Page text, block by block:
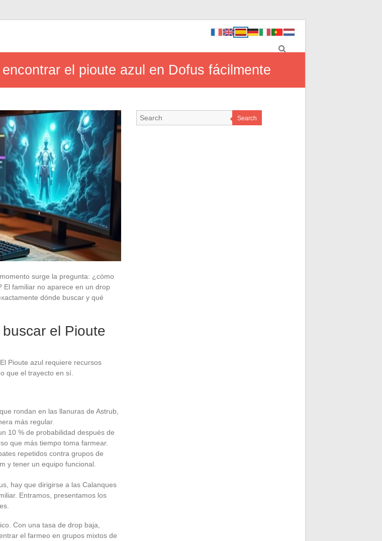
el pioute azul en Dofus fácilmente
surge la pregunta: ¿cómo
El familiar no aparece en un drop
dónde buscar y qué
el Pioute
Pioute azul requiere recursos
que el trayecto en sí.
rondan en las llanuras de Astrub,
más regular.
10 % de probabilidad después de
que más tiempo toma farmear.
repetidos contra grupos de
y tener un equipo funcional.
hay que dirigirse a las Calanques
Entramos, presentamos los
Con una tasa de drop baja,
el farmeo en grupos mixtos de
Search